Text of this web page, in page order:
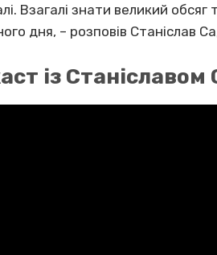
Взагалі знати великий
дня, – розповів Станіслав
із Станіславом